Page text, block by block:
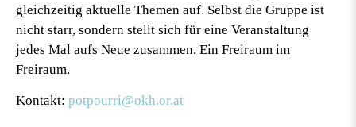
gleichzeitig aktuelle Themen auf. Selbst die Gruppe ist
nicht starr, sondern stellt sich für eine Veranstaltung
jedes Mal aufs Neue zusammen. Ein Freiraum im
Freiraum.
Kontakt: potpourri@okh.or.at